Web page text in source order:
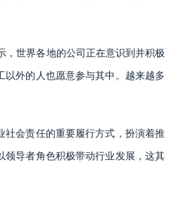
世界各地的公司正在意识到并积极
外的人也愿意参与其中。越来越多
会责任的重要履行方式，扮演着推
导者角色积极带动行业发展，这其